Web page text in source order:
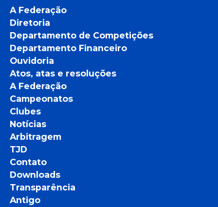
A Federação
Diretoria
Departamento de Competições
Departamento Financeiro
Ouvidoria
Atos, atas e resoluções
A Federação
Campeonatos
Clubes
Notícias
Arbitragem
TJD
Contato
Downloads
Transparência
Antigo